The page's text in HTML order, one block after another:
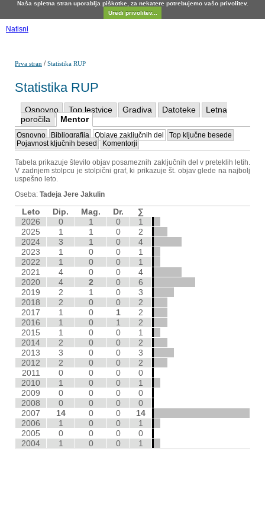
Naša spletna stran uporablja piškotke, za nekatere potrebujemo vašo privolitev.
Uredi privolitev...
Natisni
Prva stran /Statistika RUP
Statistika RUP
Osnovno Top lestvice Gradiva Datoteke
Letna
poročila
Mentor
Osnovno Bibliografija Objave zaključnih del
Top ključne besede
Pojavnost ključnih besed
Komentorji
Tabela prikazuje število objav posameznih zaključnih del v preteklih letih.
V zadnjem stolpcu je stolpični graf, ki prikazuje št. objav glede na najbolj
uspešno leto.
Oseba: Tadeja Jere Jakulin
Leto Dip. Mag. Dr.
∑
2026
0 1 0
1
2025
1 1 0
2
2024
3 1 0
4
2023
1 0 0
1
2022
1 0 0
1
2021
4 0 0
4
2020
4 2 0
6
2019
2 1 0
3
2018
2 0 0
2
2017
1 0 1
2
2016
1 0 1
2
2015
1 0 0
1
2014
2 0 0
2
2013
3 0 0
3
2012
2 0 0
2
2011
0 0 0
0
2010
1 0 0
1
2009
0 0 0
0
2008
0 0 0
0
2007
14 0 0
14
2006
1 0 0
1
2005
0 0 0
0
2004
1 0 0 1